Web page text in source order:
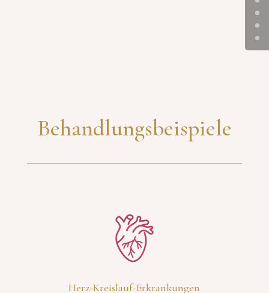
Behandlungsbeispiele
Herz-Kreislauf-Erkrankungen